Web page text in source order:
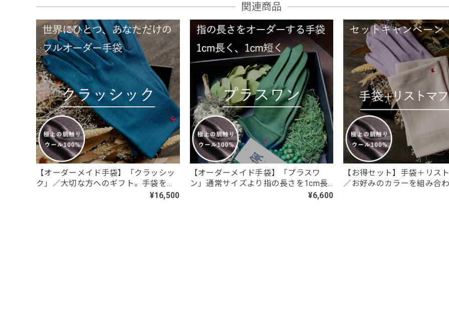
No.10 トイプードル白
2026/07/27
トイプードル可愛いです。 特に笑顔のトイプードル、主人がスマホケースに貼って喜んでます。 ありがとうございます。
【春夏限定】キジトラ子猫の刺繍／ショート・ロング／東かがわで一貫製造／UVケア／コットン100％
ブラックレース
2026/07/24
黒レースしか在庫が無かったため、黒レースロングサイズを注文。 黒が入荷したとのことで、黒ロングを注文したが、一週間
送通知が来ない。おそらく在庫切れだったのだろう。在庫切れなら在庫切れと表記して購入できないようにして欲しかったで
みにしていたのに、残念でたまりません
【春夏限定】ハチワレ猫の刺繍／ショート・ロング／東かがわで一貫製造／UVケア／コットン100％
関連商品
【オーダーメイド手袋】「クラッシッ
ク」／大切な方へのギフト。手袋を諦
めていた女性へ。本当にフィットする
¥16,500
【オーダーメイド手袋】「プラスワ
ン」通常サイズより指の長さを1cm長
く、または短くカスタムオーダー／ウ
¥6,600
【お得セット】手袋＋リス
／お好みのカラーを組み合